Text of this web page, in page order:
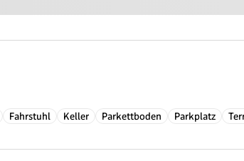
Fahrstuhl Keller Parkettboden Parkplatz